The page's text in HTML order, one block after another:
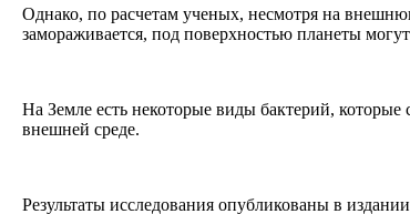
Однако, по расчетам ученых, несмотря на
замораживается, под поверхностью планеты
На Земле есть некоторые виды бактерий,
внешней среде.
Результаты исследования опубликованы в